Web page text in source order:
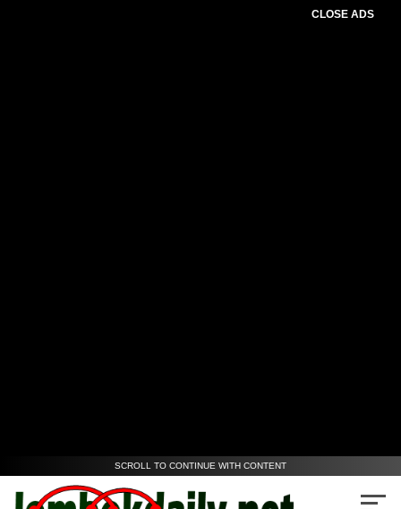
CLOSE ADS
SCROLL TO CONTINUE WITH CONTENT